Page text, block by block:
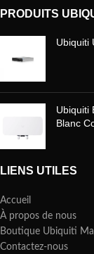
PRODUITS
Ubiquiti
Ubiquiti
Blanc
LIENS UTILES
Accueil
À propos de nous
Boutique Ubiquiti
Contactez-nous